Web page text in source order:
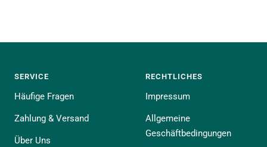
SERVICE
Häufige Fragen
Zahlung & Versand
Über Uns
RECHTLICHES
Impressum
Allgemeine
Geschäftbedingungen